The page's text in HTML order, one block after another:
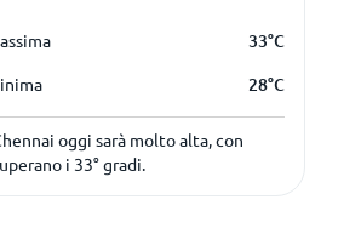
33°C
28°C
oggi sarà molto alta, con
i 33° gradi.